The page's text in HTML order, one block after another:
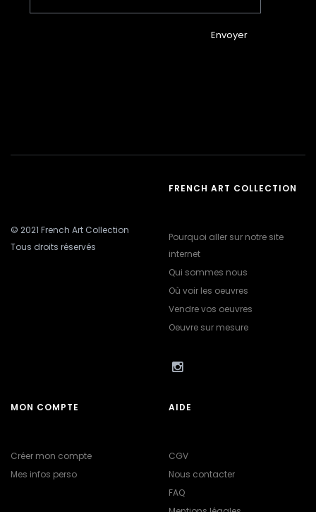
Envoyer
© 2021 French Art Collection
Tous droits réservés
FRENCH ART COLLECTION
Pourquoi aller sur notre site
internet
Qui sommes nous
Où voir les oeuvres
Vendre vos oeuvres
Oeuvre sur mesure
MON COMPTE
Créer mon compte
Mes infos perso
AIDE
CGV
Nous contacter
FAQ